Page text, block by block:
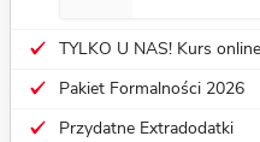
TYLKO U NAS! Kurs
Pakiet Formalności 2026
Przydatne Extradodatki